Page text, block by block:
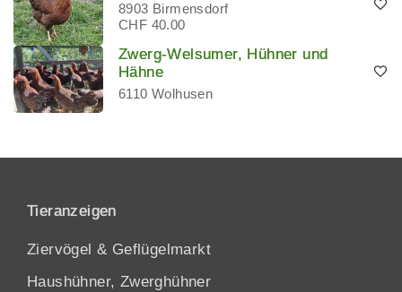
8903 Birmensdorf
CHF 40.00
Zwerg-Welsumer, Hühner und
Hähne
6110 Wolhusen
Tieranzeigen
Ziervögel & Geflügelmarkt
Haushühner, Zwerghühner